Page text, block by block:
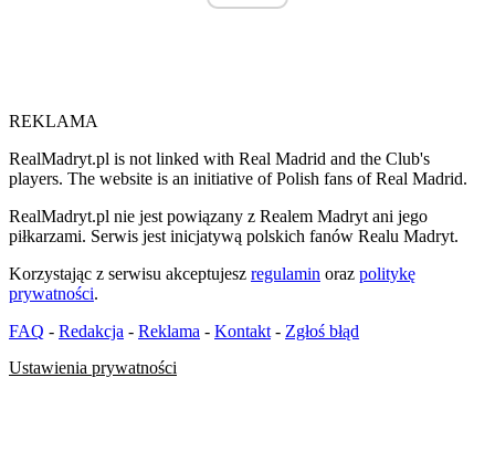
REKLAMA
RealMadryt.pl is not linked with Real Madrid and the Club's
players. The website is an initiative of Polish fans of Real Madrid.
RealMadryt.pl nie jest powiązany z Realem Madryt ani jego
piłkarzami. Serwis jest inicjatywą polskich fanów Realu Madryt.
Korzystając z serwisu akceptujesz regulamin oraz politykę
prywatności.
FAQ - Redakcja - Reklama - Kontakt - Zgłoś błąd
Ustawienia prywatności